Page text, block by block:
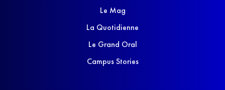
Le Mag
La Quotidienne
Le Grand Oral
Campus Stories